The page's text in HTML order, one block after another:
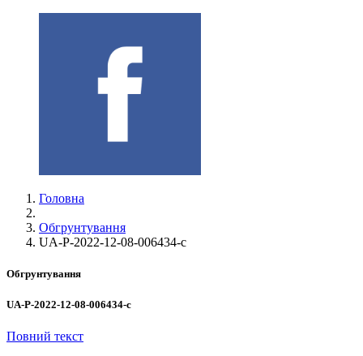
Головна
Обгрунтування
UA-P-2022-12-08-006434-c
Обгрунтування
UA-P-2022-12-08-006434-c
Повний текст